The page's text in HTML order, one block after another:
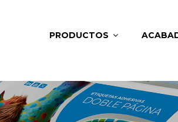
PRODUCTOS